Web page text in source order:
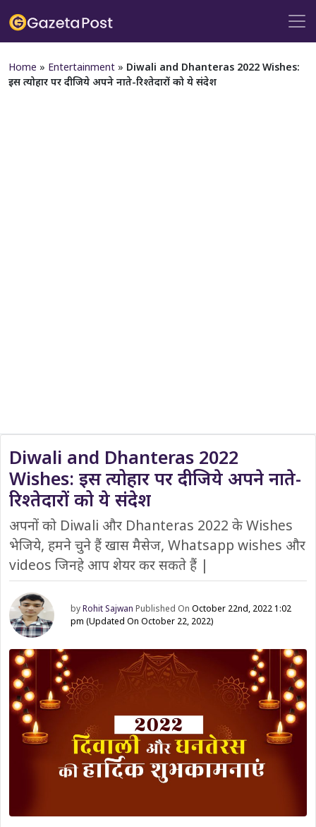
Home » Entertainment » Diwali and Dhanteras 2022 Wishes:
इस त्योहार पर दीजिये अपने नाते-रिश्तेदारों को ये संदेश
Diwali and Dhanteras 2022
Wishes: इस त्योहार पर दीजिये अपने नाते-
रिश्तेदारों को ये संदेश
अपनों को Diwali और Dhanteras 2022 के Wishes
भेजिये, हमने चुने हैं खास मैसेज, Whatsapp wishes और
videos जिनहे आप शेयर कर सकते हैं |
byRohit Sajwan Published OnOctober 22nd, 2022 1:02
pm(Updated On October 22, 2022)